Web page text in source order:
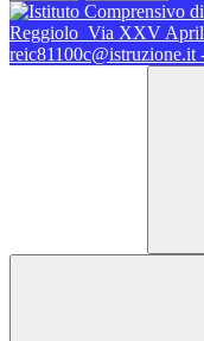
Reggiolo Via XXV
reic81100c@istruzione.it